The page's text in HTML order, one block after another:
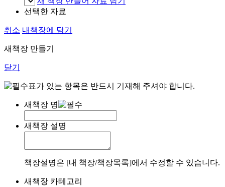
선택한 자료
취소 내책장에 담기
새책장 만들기
닫기
표가 있는 항목은 반드시 기재해 주셔야 합니다.
새책장 명
새책장 설명
책장설명은 [내 책장/책장목록]에서 수정할 수 있습니다.
새책장 카테고리